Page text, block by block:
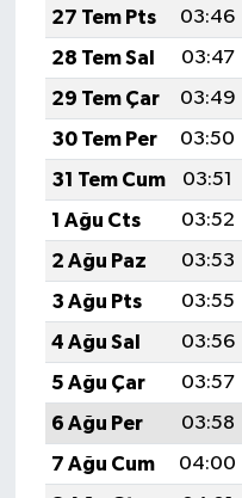
27 Tem Pts
03:46
28 Tem Sal
03:47
29 Tem Çar
03:49
30 Tem Per
03:50
31 Tem Cum
03:51
1 Ağu Cts
03:52
2 Ağu Paz
03:53
3 Ağu Pts
03:55
4 Ağu Sal
03:56
5 Ağu Çar
03:57
6 Ağu Per
03:58
7 Ağu Cum
04:00